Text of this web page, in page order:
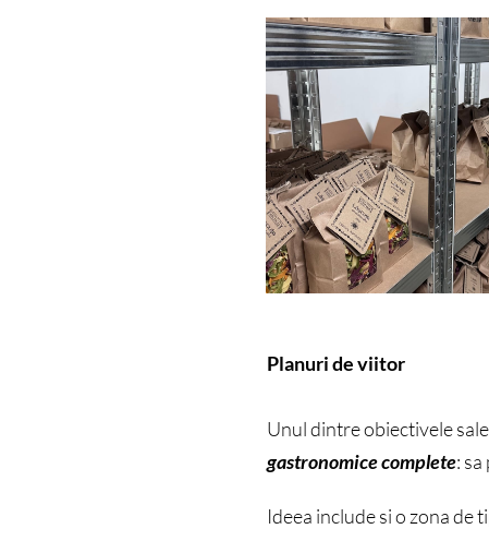
Planuri de viitor
Unul dintre obiectivele
gastronomice complete:
Ideea include si o zona de